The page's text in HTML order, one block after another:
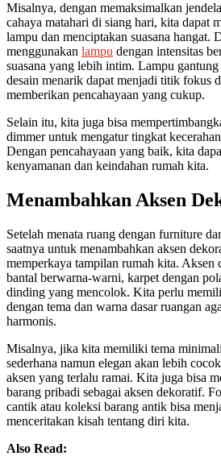
Misalnya, dengan memaksimalkan
cahaya matahari di siang hari, kita dapat
lampu dan menciptakan suasana hangat.
menggunakan lampu dengan intensitas
suasana yang lebih intim. Lampu
desain menarik dapat menjadi titik fokus
memberikan pencahayaan yang cukup.
Selain itu, kita juga bisa
dimmer untuk mengatur tingkat
Dengan pencahayaan yang baik, kita
kenyamanan dan keindahan rumah kita.
Menambahkan Aksen
Setelah menata ruang dengan furniture
saatnya untuk menambahkan aksen
memperkaya tampilan rumah kita. Aksen
bantal berwarna-warni, karpet dengan
dinding yang mencolok. Kita perlu
dengan tema dan warna dasar ruangan
harmonis.
Misalnya, jika kita memiliki tema
sederhana namun elegan akan lebih
aksen yang terlalu ramai. Kita juga bisa
barang pribadi sebagai aksen dekoratif.
cantik atau koleksi barang antik bisa
menceritakan kisah tentang diri kita.
Also Read: